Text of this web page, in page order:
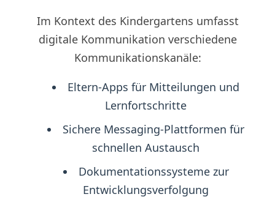
Im Kontext des Kindergartens umfasst
digitale Kommunikation verschiedene
Kommunikationskanäle:
Eltern-Apps für Mitteilungen und
Lernfortschritte
Sichere Messaging-Plattformen für
schnellen Austausch
Dokumentationssysteme zur
Entwicklungsverfolgung